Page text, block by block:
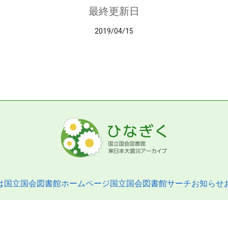
最終更新日
2019/04/15
国立国会図書館ホームページ国立国会図書館サーチお知らせ